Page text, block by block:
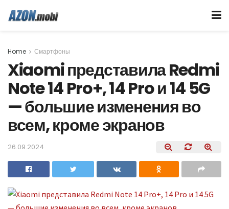
Home Смартфоны
Xiaomi представила Redmi
Note 14 Pro+, 14 Pro и 14 5G
— большие изменения во
всем, кроме экранов
26.09.2024